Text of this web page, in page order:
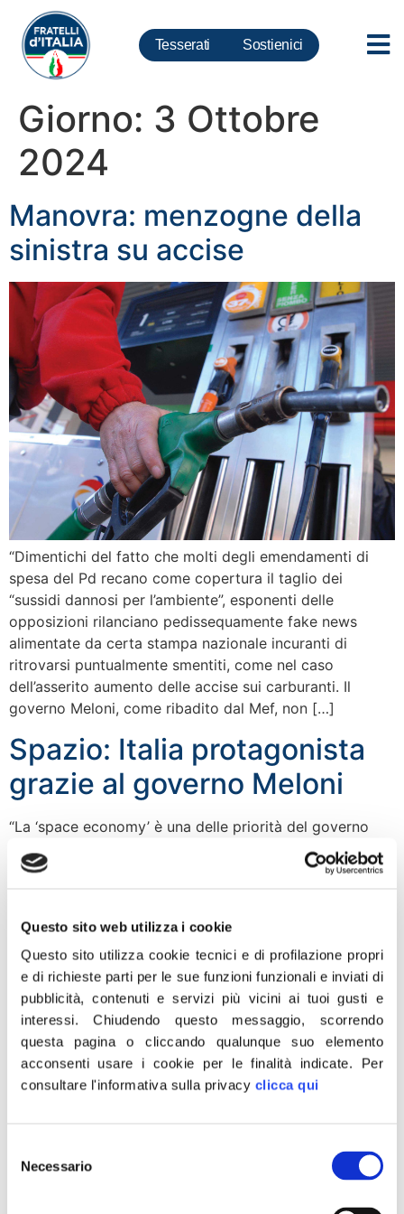
Questo sito web utilizza i cookie
Questo sito utilizza cookie tecnici e di profilazione propri
e di richieste parti per le sue funzioni funzionali e inviati di
pubblicità, contenuti e servizi più vicini ai tuoi gusti e
interessi.Chiudendo questo messaggio, scorrendo
questa pagina o cliccando qualunque suo elemento
acconsenti usare i cookie per le finalità indicate. Per
consultare l'informativa sulla privacy clicca qui
delNecessario
Tesserati Sostienici
Giorno: 3 Ottobre
2024
Manovra: menzogne della
sinistra su accise
“Dimentichi del fatto che molti degli emendamenti di
spesa del Pd recano come copertura il taglio dei
“sussidi dannosi per l’ambiente”, esponenti delle
opposizioni rilanciano pedissequamente fake news
alimentate da certa stampa nazionale incuranti di
ritrovarsi puntualmente smentiti, come nel caso
dell’asserito aumento delle accise sui carburanti. Il
governo Meloni, come ribadito dal Mef, non […]
Spazio: Italia protagonista
grazie al governo Meloni
“La ‘space economy’ è una delle priorità del governo
italiano e lo dimostrano non solo gli investimenti
previsti da qui al 2026 che ammontano a 7,3 miliardi ma
normativo nella giurisprudenza dell’economia dello
spazio. L’Italia […]
Lampedusa: con governo
centrodestra immigrazione
non più fuori controllo